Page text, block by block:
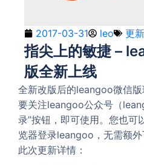
2017-03-31 leo 更新
指尖上的敏捷 –
版全新上线
全新改版后的leangoo微信
要关注leangoo公众号（
录”按钮，即可使用。您也可
览器登录leangoo，无需额
此次更新详情：